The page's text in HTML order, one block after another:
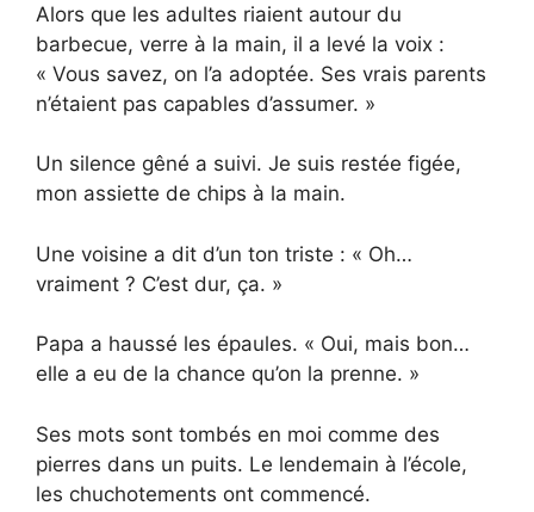
Alors que les adultes riaient autour du
barbecue, verre à la main, il a levé la voix :
« Vous savez, on l’a adoptée. Ses vrais parents
n’étaient pas capables d’assumer. »
Un silence gêné a suivi. Je suis restée figée,
mon assiette de chips à la main.
Une voisine a dit d’un ton triste : « Oh…
vraiment ? C’est dur, ça. »
Papa a haussé les épaules. « Oui, mais bon…
elle a eu de la chance qu’on la prenne. »
Ses mots sont tombés en moi comme des
pierres dans un puits. Le lendemain à l’école,
les chuchotements ont commencé.